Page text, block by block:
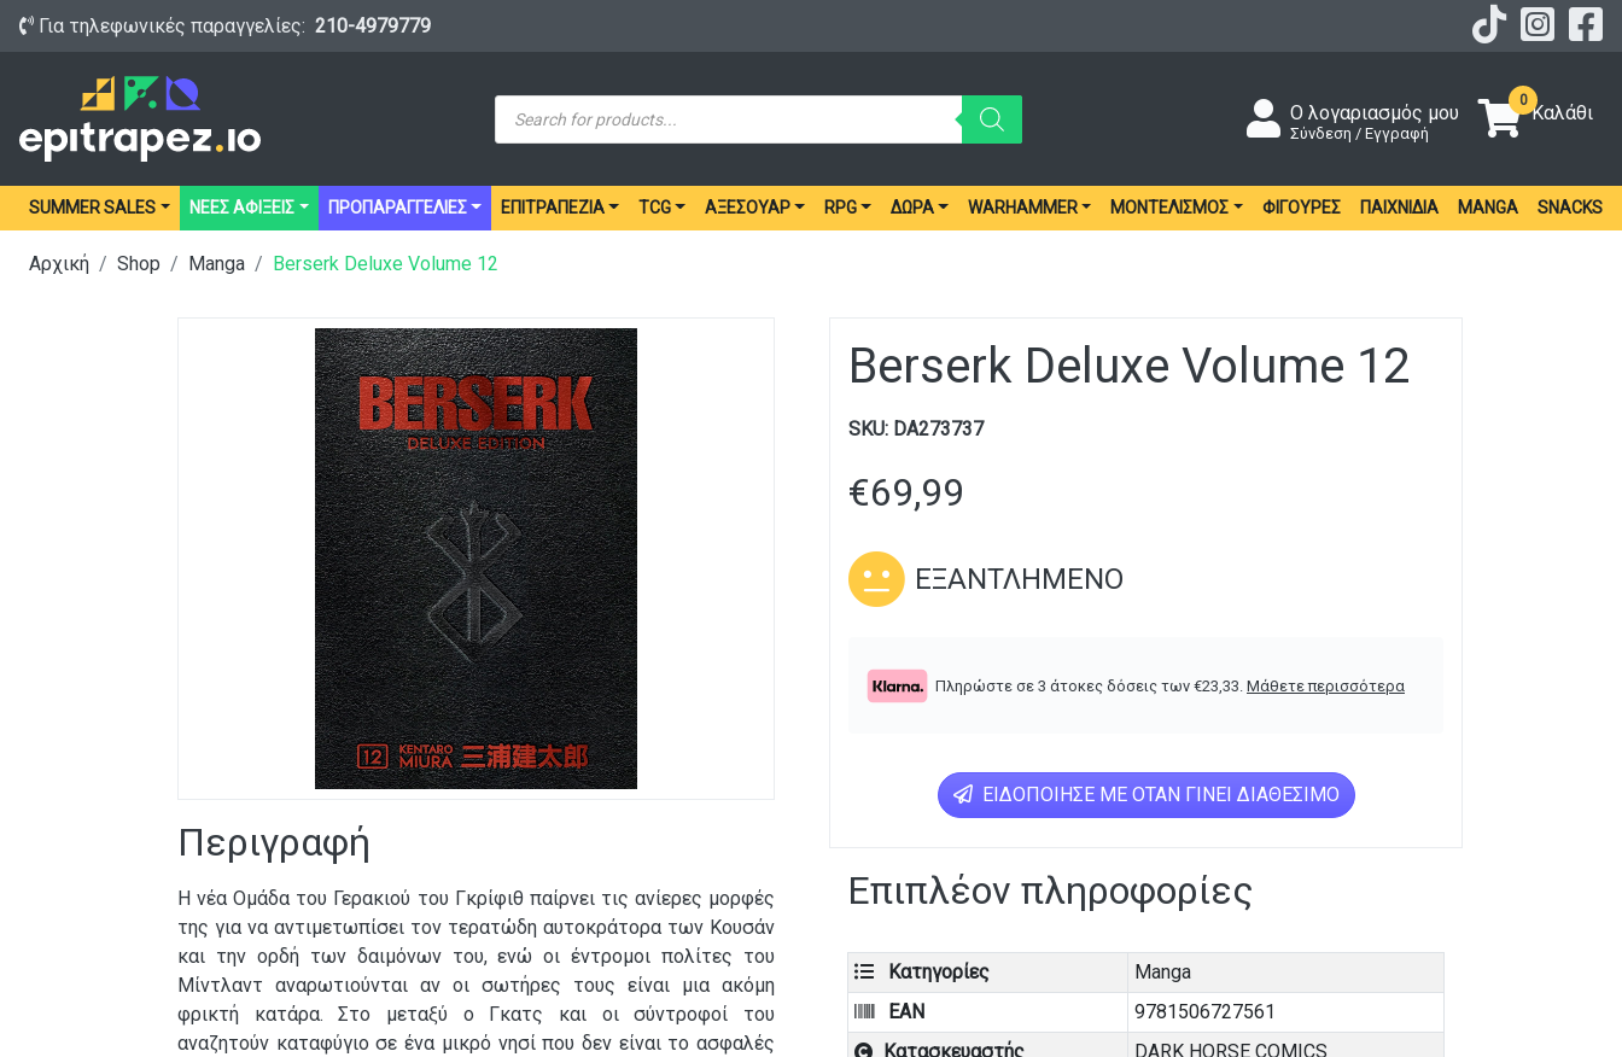
Για τηλεφωνικές παραγγελίες: 210-4979779
Products
search
Ο λογαριασμός μου
Σύνδεση / Εγγραφή
0
Καλάθι
SUMMER SALES ΝΕΕΣ ΑΦΙΞΕΙΣ ΠΡΟΠΑΡΑΓΓΕΛΙΕΣ ΕΠΙΤΡΑΠΈΖΙΑ TCG ΑΞΕΣΟΥΆΡ RPG ΔΏΡΑ WARHAMMER ΜΟΝΤΕΛΙΣΜΌΣ ΦΙΓΟΎΡΕΣ ΠΑΙΧΝΊΔΙΑ MANGA SNACKS
Αρχική Shop Manga Berserk Deluxe Volume 12
Περιγραφή
Η νέα Ομάδα του Γερακιού του Γκρίφιθ παίρνει τις ανίερες μορφές
της για να αντιμετωπίσει τον τερατώδη αυτοκράτορα των Κουσάν
και την ορδή των δαιμόνων του, ενώ οι έντρομοι πολίτες του
Μίντλαντ αναρωτιούνται αν οι σωτήρες τους είναι μια ακόμη
φρικτή κατάρα. Στο μεταξύ ο Γκατς και οι σύντροφοί του
αναζητούν καταφύγιο σε ένα μικρό νησί που δεν είναι το ασφαλές
Berserk Deluxe Volume 12
SKU: DA273737
€69,99
ΕΞΑΝΤΛΗΜΈΝΟ
Πληρώστε σε 3 άτοκες δόσεις των €23,33 Μάθετε περισσότερα
ΕΙΔΟΠΟΊΗΣΕ ΜΕ ΌΤΑΝ ΓΊΝΕΙ ΔΙΑΘΈΣΙΜΟ
Επιπλέον πληροφορίες
Κατηγορίες
Manga
EAN
9781506727561
Κατασκευαστής
DARK HORSE COMICS